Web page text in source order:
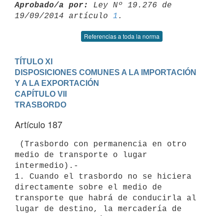
Aprobado/a por:
Ley Nº 19.276 de
19/09/2014 artículo 1
Referencias a toda la norma
TÍTULO XI
DISPOSICIONES COMUNES A LA IMPORTACIÓN
Y A LA EXPORTACIÓN
CAPÍTULO VII
TRASBORDO
Artículo 187
medio de transporte o lugar
intermedio).-
1. Cuando el trasbordo no se hiciera
directamente sobre el medio de
transporte que habrá de conducirla al
lugar de destino, la mercadería de